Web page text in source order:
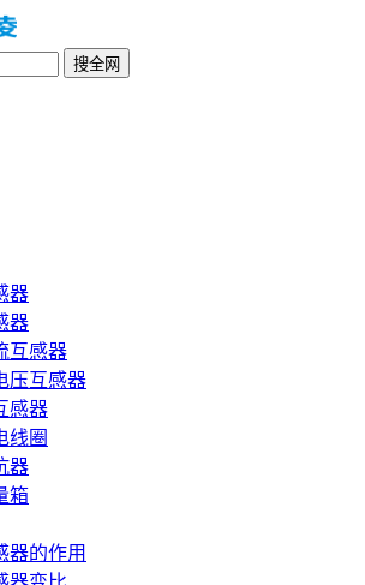
器
器
互感器
压互感器
感器
线圈
器
箱
器的作用